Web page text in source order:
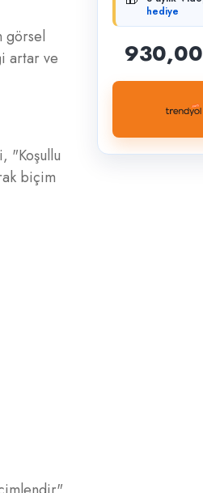
görsel
artar ve
"Koşullu
biçim
hediye